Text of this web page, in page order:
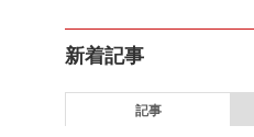
新着記事
記事